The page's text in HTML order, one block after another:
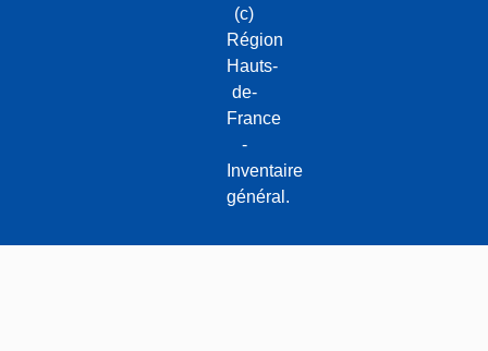
(c)
Région
Hauts-
de-
France
-
Inventaire
général.